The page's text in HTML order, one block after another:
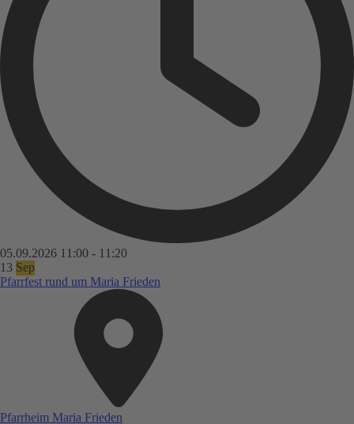
05.09.2026 11:00 - 11:20
13 Sep
Pfarrfest rund um Maria Frieden
Pfarrheim Maria Frieden